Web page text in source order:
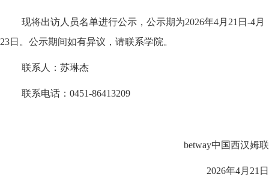
现将出访人员名单进行公示，公示期为2026年4月21日-4月
23日。公示期间如有异议，请联系学院。
联系人：苏琳杰
联系电话： 0451-86413209
betway中国西汉姆联
2026年4月21日